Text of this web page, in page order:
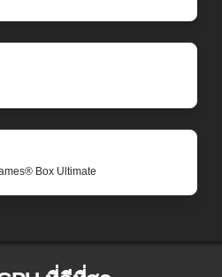
Box Ultimate